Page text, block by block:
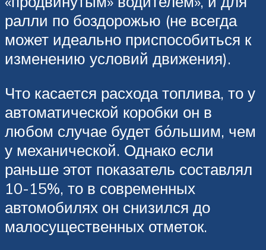
ралли по боздорожью (не всегда
может идеально приспособиться к
изменению условий движения).
Что касается расхода топлива, то у
автоматической коробки он в
любом случае будет бо́льшим, чем
у механической. Однако если
раньше этот показатель составлял
10-15%, то в современных
автомобилях он снизился до
малосущественных отметок.